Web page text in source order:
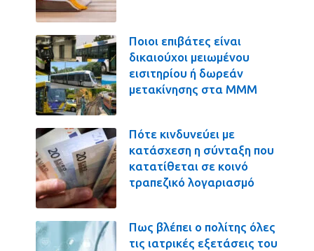
Ποιοι επιβάτες είναι
δικαιούχοι μειωμένου
εισιτηρίου ή δωρεάν
μετακίνησης στα ΜΜΜ
Πότε κινδυνεύει με
κατάσχεση η σύνταξη που
κατατίθεται σε κοινό
τραπεζικό λογαριασμό
Πως βλέπει ο πολίτης όλες
τις ιατρικές εξετάσεις του